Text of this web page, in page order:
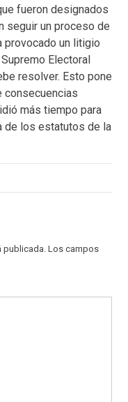
fueron designados
seguir un proceso de
provocado un litigio
Electoral
resolver. Esto pone
consecuencias
más tiempo para
de los estatutos de la
Los campos